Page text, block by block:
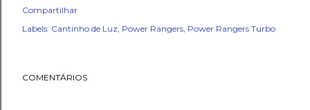
Compartilhar
Labels: Cantinho de Luz Power Rangers Power Rangers Turbo
COMENTÁRIOS